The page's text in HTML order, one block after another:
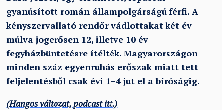
gyanúsított román állampolgárságú férfi. A
kényszervallató rendőr vádlottakat két év
múlva jogerősen 12, illetve 10 év
fegyházbüntetésre ítélték. Magyarországon
minden száz egyenruhás erőszak miatt tett
feljelentésből csak évi 1–4 jut el a bíróságig.
(Hangos változat, podcast itt.)